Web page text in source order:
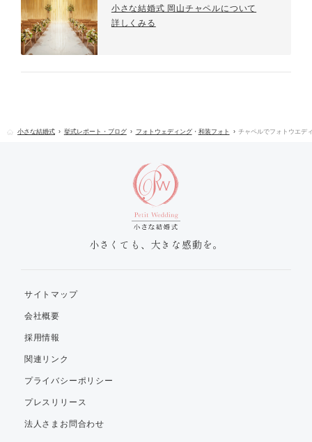
小さな結婚式 岡山チャペルについて
詳しくみる
小さな結婚式 挙式レポート・ブログ フォトウェディング・ 和装フォト チャペルでフォトウエデ
小さくても、大きな感動を。
サイトマップ
会社概要
採用情報
関連リンク
プライバシーポリシー
プレスリリース
法人さまお問合わせ